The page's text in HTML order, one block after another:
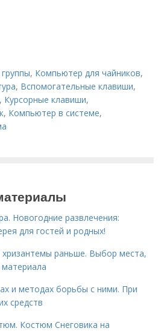
, Компьютер для чайников,
, Вспомогательные клавиши,
, Курсорные клавиши,
, Компьютер в системе,
Новогодние развлечения:
для гостей и родных!
хризантемы раньше. Выбор места,
и методах борьбы с ними. При
средств
Костюм Снеговика на